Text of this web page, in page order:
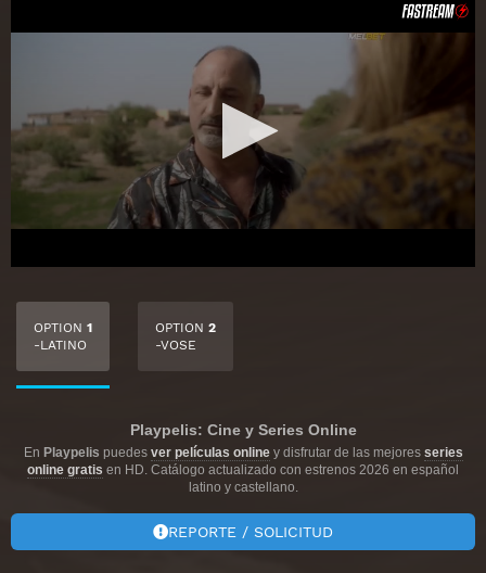
OPTION 1
-LATINO
OPTION 2
-VOSE
Playpelis: Cine y Series Online
En Playpelis puedes ver películas onliney disfrutar de las mejores series
online gratis en HD. Catálogo actualizado con estrenos 2026 en español
latino y castellano.
REPORTE / SOLICITUD